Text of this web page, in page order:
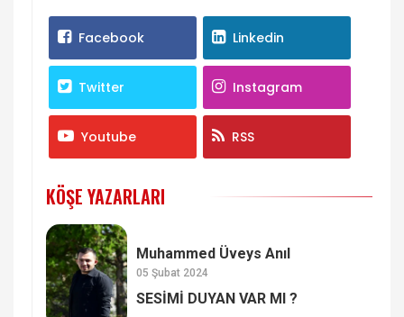
Facebook Linkedin
Twitter Instagram
Youtube RSS
KÖŞE YAZARLARI
Muhammed Üveys Anıl
05 Şubat 2024
SESİMİ DUYAN VAR MI ?